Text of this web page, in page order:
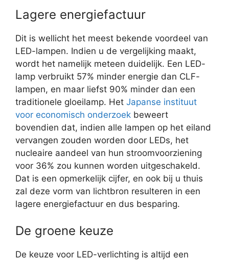
Lagere energiefactuur
Dit is wellicht het meest bekende voordeel van
LED-lampen. Indien u de vergelijking maakt,
wordt het namelijk meteen duidelijk. Een LED-
lamp verbruikt 57% minder energie dan CLF-
lampen, en maar liefst 90% minder dan een
traditionele gloeilamp. Het Japanse instituut
voor economisch onderzoek beweert
bovendien dat, indien alle lampen op het eiland
vervangen zouden worden door LEDs, het
nucleaire aandeel van hun stroomvoorziening
voor 36% zou kunnen worden uitgeschakeld.
Dat is een opmerkelijk cijfer, en ook bij u thuis
zal deze vorm van lichtbron resulteren in een
lagere energiefactuur en dus besparing.
De groene keuze
De keuze voor LED-verlichting is altijd een